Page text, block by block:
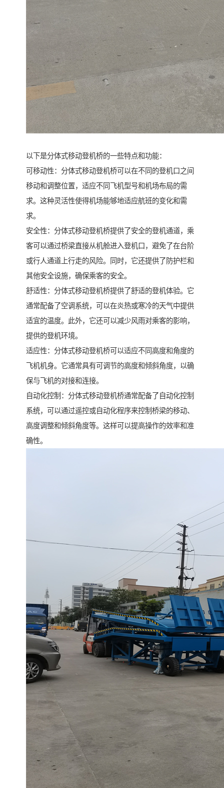
以下是分体式移动登机桥的一些特点和功能：
可移动性：分体式移动登机桥可以在不同的登机口之间
移动和调整位置，适应不同飞机型号和机场布局的需
求。这种灵活性使得机场能够地适应航班的变化和需
求。
安全性：分体式移动登机桥提供了安全的登机通道，乘
客可以通过桥梁直接从机舱进入登机口，避免了在台阶
或行人通道上行走的风险。同时，它还提供了防护栏和
其他安全设施，确保乘客的安全。
舒适性：分体式移动登机桥提供了舒适的登机体验。它
通常配备了空调系统，可以在炎热或寒冷的天气中提供
适宜的温度。此外，它还可以减少风雨对乘客的影响，
提供的登机环境。
适应性：分体式移动登机桥可以适应不同高度和角度的
飞机机身。它通常具有可调节的高度和倾斜角度，以确
保与飞机的对接和连接。
自动化控制：分体式移动登机桥通常配备了自动化控制
系统，可以通过遥控或自动化程序来控制桥梁的移动、
高度调整和倾斜角度等。这样可以提高操作的效率和准
确性。